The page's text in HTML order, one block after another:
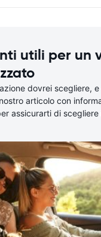
utili per un
dovrei scegliere,
articolo con
assicurarti di